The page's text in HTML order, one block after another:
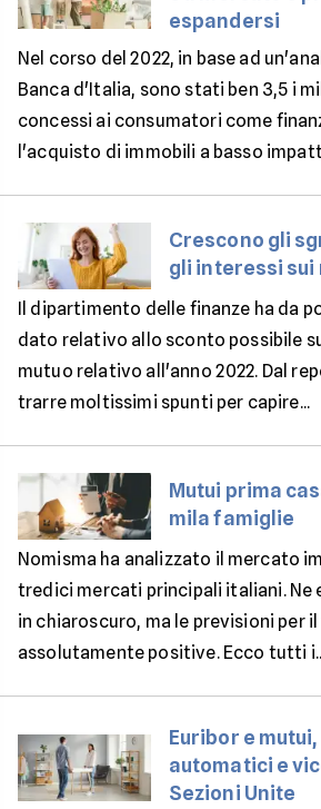
espandersi
Nel corso del 2022, in base ad
Banca d'Italia, sono stati ben 3,5 i
concessi ai consumatori come
l'acquisto di immobili a basso
Crescono gli
gli interessi sui
Il dipartimento delle finanze ha da
dato relativo allo sconto possibile
mutuo relativo all'anno 2022. Dal
trarre moltissimi spunti per capire...
Mutui prima
mila famiglie
Nomisma ha analizzato il mercato
tredici mercati principali italiani. Ne
in chiaroscuro, ma le previsioni per
assolutamente positive. Ecco tutti
Euribor e
automatici e
Sezioni Unite